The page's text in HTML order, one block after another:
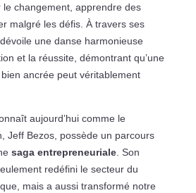
le changement, apprendre des
malgré les défis. À travers ses
une danse harmonieuse
et la réussite, démontrant qu’une
ancrée peut véritablement
aujourd’hui comme le
Jeff Bezos, possède un parcours
saga entrepreneuriale. Son
redéfini le secteur du
mais a aussi transformé notre